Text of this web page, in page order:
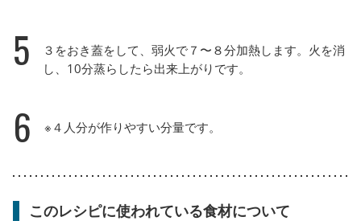
5
３をおき蓋をして、弱火で７〜８分加熱します。火を消
し、10分蒸らしたら出来上がりです。
6 ※４人分が作りやすい分量です。
このレシピに使われている食材について